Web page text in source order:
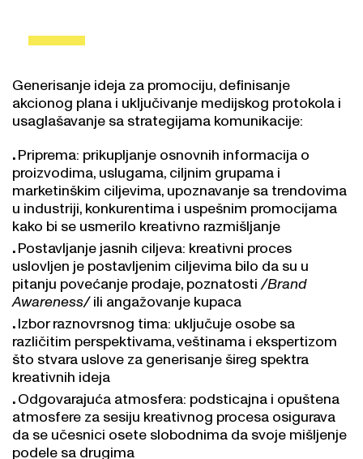
Generisanje ideja za promociju, definisanje
akcionog plana i uključivanje medijskog protokola i
usaglašavanje sa strategijama komunikacije:
Priprema: prikupljanje osnovnih informacija o
proizvodima, uslugama, ciljnim grupama i
marketinškim ciljevima, upoznavanje sa trendovima
u industriji, konkurentima i uspešnim promocijama
kako bi se usmerilo kreativno razmišljanje
Postavljanje jasnih ciljeva: kreativni proces
uslovljen je postavljenim ciljevima bilo da su u
pitanju povećanje prodaje, poznatosti/Brand
Awareness/ili angažovanje kupaca
Izbor raznovrsnog tima: uključuje osobe sa
različitim perspektivama, veštinama i ekspertizom
što stvara uslove za generisanje šireg spektra
kreativnih ideja
Odgovarajuća atmosfera: podsticajna i opuštena
atmosfere za sesiju kreativnog procesa osigurava
da se učesnici osete slobodnima da svoje mišljenje
podele sa drugima